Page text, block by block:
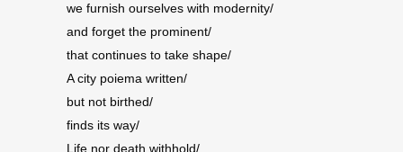
we furnish ourselves with modernity/
and forget the prominent/
that continues to take shape/
A city poiema written/
but not birthed/
finds its way/
Life nor death withhold/